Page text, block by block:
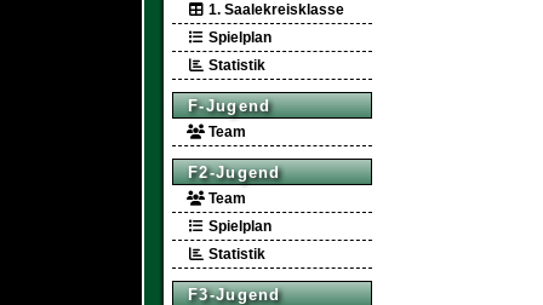
1. Saalekreisklasse
Spielplan
Statistik
F-Jugend
Team
F2-Jugend
Team
Spielplan
Statistik
F3-Jugend